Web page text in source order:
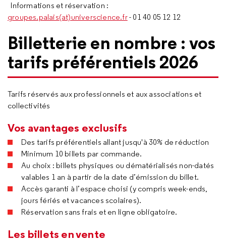
Informations et réservation :
groupes.palais(at)universcience.fr- 01 40 05 12 12
Billetterie en nombre : vos
tarifs préférentiels 2026
Tarifs réservés aux professionnels et aux associations et
collectivités
Vos avantages exclusifs
Des tarifs préférentiels allant jusqu'à 30% de réduction
Minimum 10 billets par commande.
Au choix : billets physiques ou dématérialisés non-datés
valables 1 an à partir de la date d’émission du billet.
Accès garanti à l’espace choisi (y compris week-ends,
jours fériés et vacances scolaires).
Réservation sans frais et en ligne obligatoire.
Les billets en vente